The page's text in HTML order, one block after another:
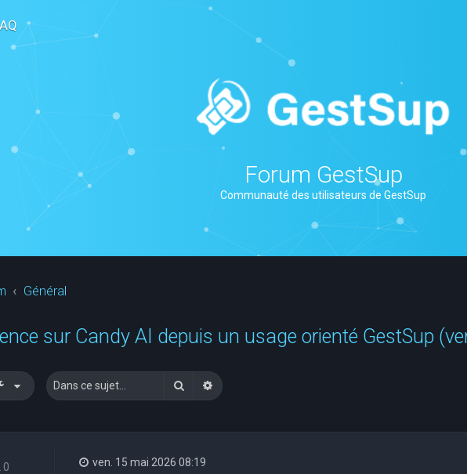
Forum GestSup
Communauté des utilisateurs de GestSup
Général
sur Candy AI depuis un usage orienté GestSup
RechercherRecherche avancée
0
ven. 15 mai 2026 08:19